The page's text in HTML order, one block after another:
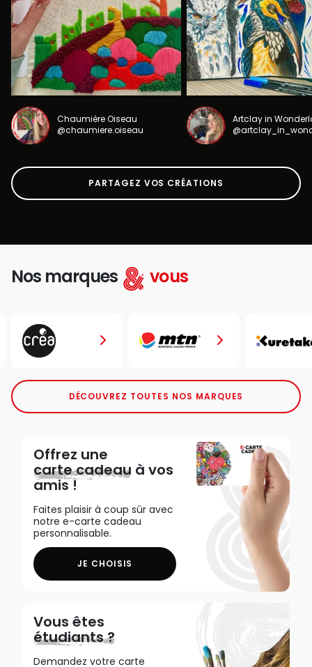
Chaumière Oiseau
@chaumiere.oiseau
Artclay in
PARTAGEZ VOS CRÉATIONS
Nos marques vous
DÉCOUVREZ TOUTES NOS MARQUES
Offrez une
carte cadeau à vos
amis !
Faites plaisir à coup sûr avec
notre e-carte cadeau
personnalisable.
JE CHOISIS
Vous êtes
étudiants ?
Demandez votre carte